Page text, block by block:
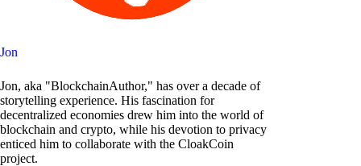
Jon
Jon, aka "BlockchainAuthor," has over a decade of
storytelling experience. His fascination for
decentralized economies drew him into the world of
blockchain and crypto, while his devotion to privacy
enticed him to collaborate with the CloakCoin
project.